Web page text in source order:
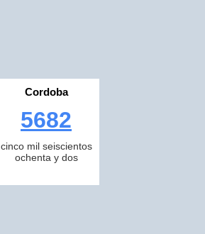
Cordoba
5682
cinco mil seiscientos
ochenta y dos